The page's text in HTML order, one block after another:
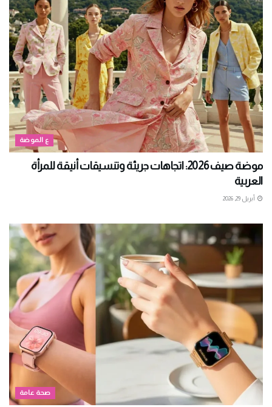
ع الموضة
موضة صيف 2026: اتجاهات جريئة وتنسيقات أنيقة للمرأة
العربية
أبريل 29, 2026
صحة عامة